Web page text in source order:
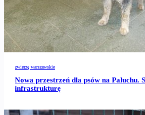
zwierzę warszawskie
Nowa przestrzeń dla psów na Paluchu.
infrastrukturę